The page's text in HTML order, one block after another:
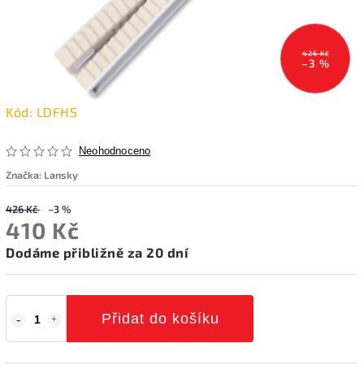
426 Kč
–3 %
Kód: LDFHS
Neohodnoceno
Značka: Lansky
426 Kč –3 %
410 Kč
Dodáme přibližně za 20 dní
Přidat do košíku